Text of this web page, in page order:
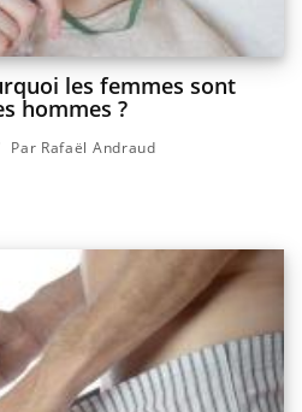
les femmes sont
hommes ?
Par Rafaël Andraud